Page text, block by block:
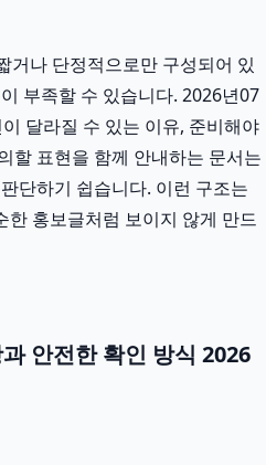
거나 단정적으로만 구성되어 있
부족할 수 있습니다. 2026년07
달라질 수 있는 이유, 준비해야
할 표현을 함께 안내하는 문서는
단하기 쉽습니다. 이런 구조는
홍보글처럼 보이지 않게 만드
안전한 확인 방식 2026